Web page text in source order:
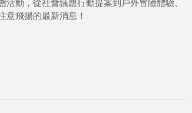
動，從社會議題行動提案到戶外冒險體驗、
意飛揚的最新消息！